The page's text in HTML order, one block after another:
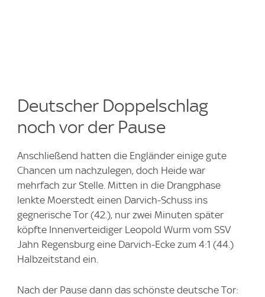
Deutscher Doppelschlag
noch vor der Pause
Anschließend hatten die Engländer einige gute
Chancen um nachzulegen, doch Heide war
mehrfach zur Stelle. Mitten in die Drangphase
lenkte Moerstedt einen Darvich-Schuss ins
gegnerische Tor (42.), nur zwei Minuten später
köpfte Innenverteidiger Leopold Wurm vom SSV
Jahn Regensburg eine Darvich-Ecke zum 4:1 (44.)
Halbzeitstand ein.
Nach der Pause dann das schönste deutsche Tor: